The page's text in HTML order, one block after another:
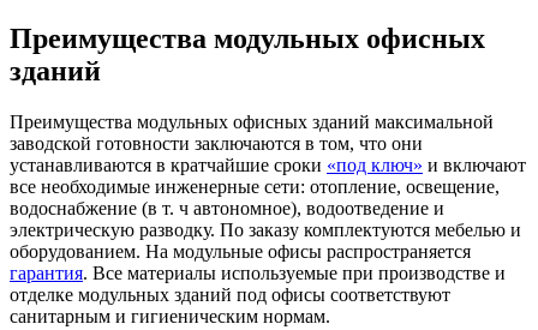
Преимущества модульных офисных
зданий
Преимущества модульных офисных зданий максимальной
заводской готовности заключаются в том, что они
устанавливаются в кратчайшие сроки «под ключ» и включают
все необходимые инженерные сети: отопление, освещение,
водоснабжение (в т. ч автономное), водоотведение и
электрическую разводку. По заказу комплектуются мебелью и
оборудованием. На модульные офисы распространяется
гарантия. Все материалы используемые при производстве и
отделке модульных зданий под офисы соответствуют
санитарным и гигиеническим нормам.